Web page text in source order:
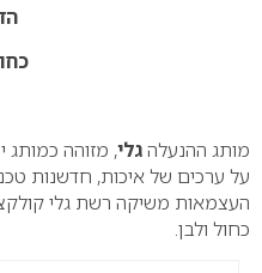
מותג ההנעלהגלי
על ערכים של איכות, חדשנות
העצמאות משיקה רשת גלי
כחול ולבן.